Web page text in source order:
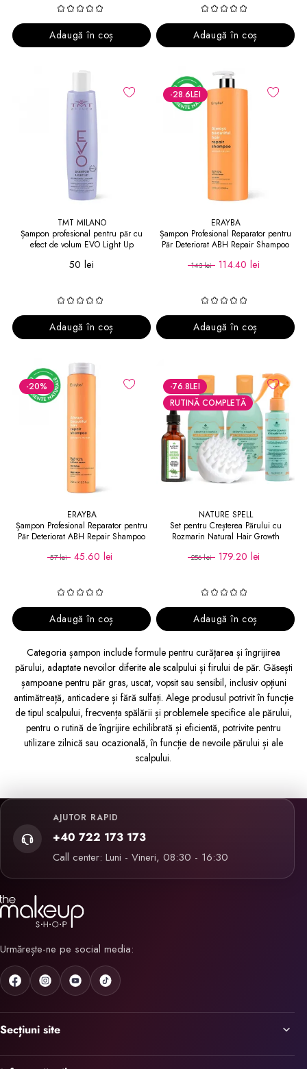
Adaugă în coș Adaugă în coș
TMT MILANO
Șampon profesional pentru păr cu
efect de volum EVO Light Up
50 lei
Adaugă în coș
-28.6LEI
ERAYBA
Șampon Profesional Reparator pentru
Păr Deteriorat ABH Repair Shampoo
143 lei 114.40 lei
Adaugă în coș
-20%
ERAYBA
Șampon Profesional Reparator pentru
Păr Deteriorat ABH Repair Shampoo
57 lei 45.60 lei
Adaugă în coș
-76.8LEI
RUTINĂ COMPLETĂ
NATURE SPELL
Set pentru Creșterea Părului cu
Rozmarin Natural Hair Growth
256 lei 179.20 lei
Adaugă în coș
Categoria șampon include formule pentru curățarea și îngrijirea
părului, adaptate nevoilor diferite ale scalpului și firului de păr. Găsești
șampoane pentru păr gras, uscat, vopsit sau sensibil, inclusiv opțiuni
antimătreață, anticadere și fără sulfați. Alege produsul potrivit în funcție
de tipul scalpului, frecvența spălării și problemele specifice ale părului,
pentru o rutină de îngrijire echilibrată și eficientă, potrivite pentru
utilizare zilnică sau ocazională, în funcție de nevoile părului și ale
scalpului.
AJUTOR RAPID
+40 722 173 173
Call center: Luni - Vineri, 08:30 - 16:30
Urmărește-ne pe social media:
Secțiuni site